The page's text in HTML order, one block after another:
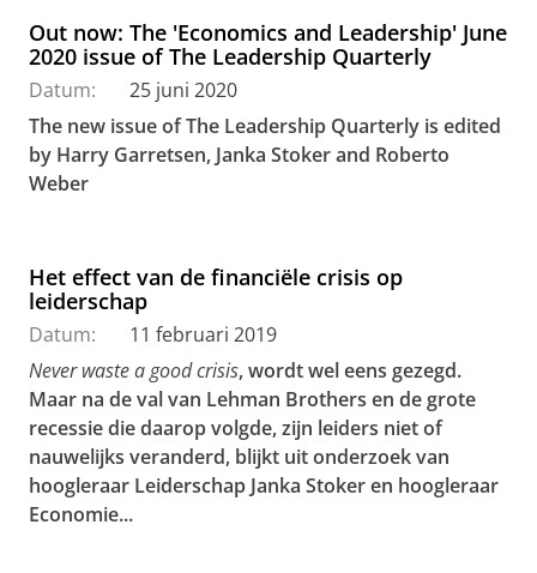
Out now: The 'Economics and Leadership' June
2020 issue of The Leadership Quarterly
Datum:
25 juni 2020
The new issue of The Leadership Quarterly is edited
by Harry Garretsen, Janka Stoker and Roberto
Weber
Het effect van de financiële crisis op
leiderschap
Datum:
11 februari 2019
Never waste a good crisis, wordt wel eens gezegd.
Maar na de val van Lehman Brothers en de grote
recessie die daarop volgde, zijn leiders niet of
nauwelijks veranderd, blijkt uit onderzoek van
hoogleraar Leiderschap Janka Stoker en hoogleraar
Economie...